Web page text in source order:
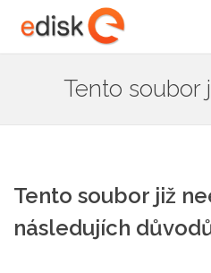
Tento soubor
Tento soubor již
následujích